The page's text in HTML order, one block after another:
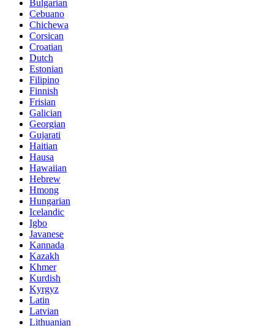
Bulgarian
Cebuano
Chichewa
Corsican
Croatian
Dutch
Estonian
Filipino
Finnish
Frisian
Galician
Georgian
Gujarati
Haitian
Hausa
Hawaiian
Hebrew
Hmong
Hungarian
Icelandic
Igbo
Javanese
Kannada
Kazakh
Khmer
Kurdish
Kyrgyz
Latin
Latvian
Lithuanian